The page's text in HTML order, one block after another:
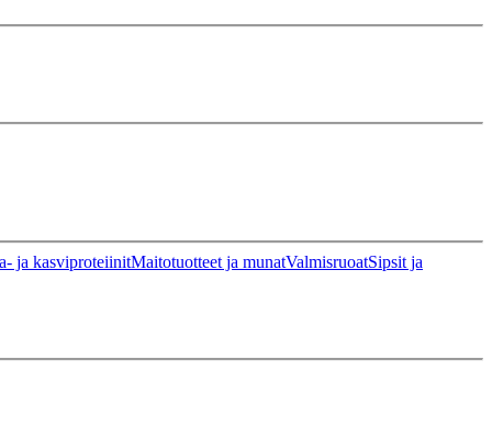
ja kasviproteiinitMaitotuotteet ja munatValmisruoatSipsit ja